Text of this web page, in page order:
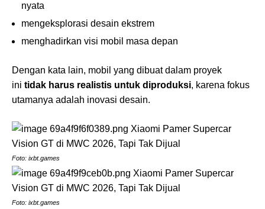
nyata
mengeksplorasi desain ekstrem
menghadirkan visi mobil masa depan
Dengan kata lain, mobil yang dibuat dalam proyek
ini tidak harus realistis untuk diproduksi, karena fokus
utamanya adalah inovasi desain.
Foto: ixbt.games
Foto: ixbt.games